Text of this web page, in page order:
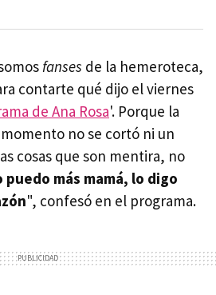
fanses de la hemeroteca,
contarte qué dijo el viernes
de Ana Rosa'. Porque la
no se cortó ni un
cosas que son mentira, no
puedo más mamá, lo digo
", confesó en el programa.